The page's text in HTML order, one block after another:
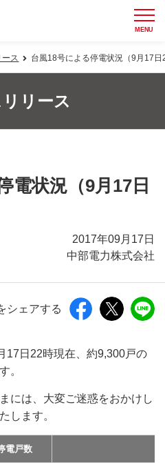
MENU
ース 台風18号による停電状況（9月17日
リース
電状況（9月17日
2017年09月17日
中部電力株式会社
シェアする
17日22時現在、約9,300戸の
。
には、大変ご迷惑をおかけし
します。
電戸数